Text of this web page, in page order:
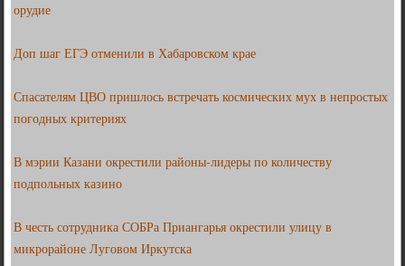
орудие
Доп шаг ЕГЭ отменили в Хабаровском крае
Спасателям ЦВО пришлось встречать космических мух в непростых
погодных критериях
В мэрии Казани окрестили районы-лидеры по количеству
подпольных казино
В честь сотрудника СОБРа Приангарья окрестили улицу в
микрорайоне Луговом Иркутска